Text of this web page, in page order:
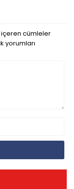
içeren cümleler
yorumları